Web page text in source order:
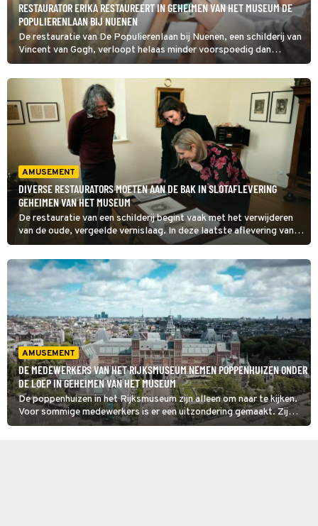
RESTAURATOR ERIKA RESTAUREERT IN GEHEIMEN VAN HET MUSEUM DE
POPULIERENLAAN BIJ NUENEN
De restauratie van De Populierenlaan bij Nuenen, een schilderij van
Vincent van Gogh, verloopt helaas minder voorspoedig dan
gehoopt, zo blijkt in Geheimen van het Museum. Een
restauratietraject van maar liefst drie jaar krijgt zo een
onverwachte wending.
AMUSEMENT
DIVERSE RESTAURATORS MOETEN AAN DE BAK IN SLOTAFLEVERING
GEHEIMEN VAN HET MUSEUM
De restauratie van een schilderij begint vaak met het verwijderen
van de oude, vergeelde vernislaag. In deze laatste aflevering van
Geheimen van het Museum krijgt een stilleven dankzij een
innovatieve techniek zijn oorspronkelijke kleuren terug.
AMUSEMENT
DE MEDEWERKERS VAN HET RIJKSMUSEUM NEMEN POPPENHUIZEN ONDER
DE LOEP IN GEHEIMEN VAN HET MUSEUM
De poppenhuizen in het Rijksmuseum zijn alleen om naar te kijken.
Voor sommige medewerkers is er een uitzondering gemaakt. Zij
mogen in deze aflevering van Geheimen van het Museum een van de